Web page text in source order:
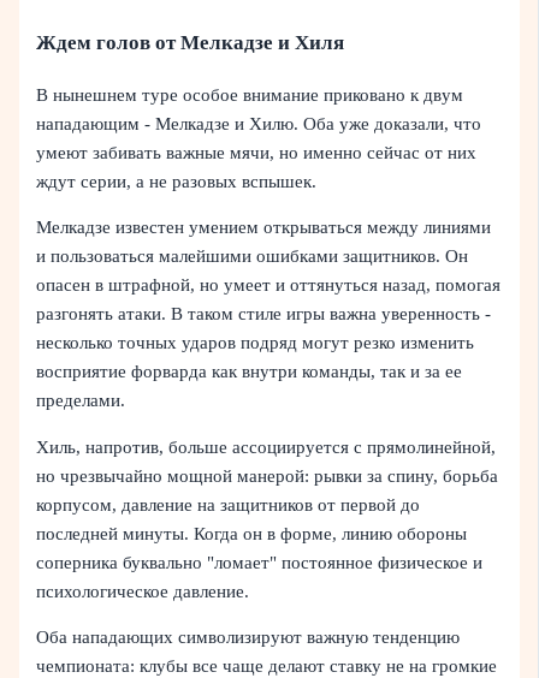
Ждем голов от Мелкадзе и Хиля
В нынешнем туре особое внимание приковано к двум
нападающим - Мелкадзе и Хилю. Оба уже доказали, что
умеют забивать важные мячи, но именно сейчас от них
ждут серии, а не разовых вспышек.
Мелкадзе известен умением открываться между линиями
и пользоваться малейшими ошибками защитников. Он
опасен в штрафной, но умеет и оттянуться назад, помогая
разгонять атаки. В таком стиле игры важна уверенность -
несколько точных ударов подряд могут резко изменить
восприятие форварда как внутри команды, так и за ее
пределами.
Хиль, напротив, больше ассоциируется с прямолинейной,
но чрезвычайно мощной манерой: рывки за спину, борьба
корпусом, давление на защитников от первой до
последней минуты. Когда он в форме, линию обороны
соперника буквально "ломает" постоянное физическое и
психологическое давление.
Оба нападающих символизируют важную тенденцию
чемпионата: клубы все чаще делают ставку не на громкие